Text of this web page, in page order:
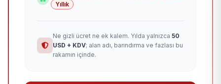
Yıllık
Ne gizli ücret ne ek kalem. Yılda yalnızca 50
USD + KDV; alan adı, barındırma ve fazlası bu
rakamın içinde.